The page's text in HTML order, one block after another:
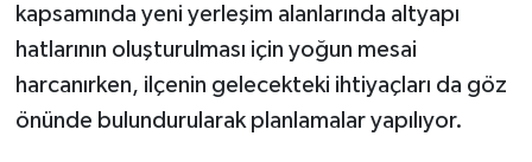
kapsamında yeni yerleşim alanlarında altyapı
hatlarının oluşturulması için yoğun mesai
harcanırken, ilçenin gelecekteki ihtiyaçları da göz
önünde bulundurularak planlamalar yapılıyor.